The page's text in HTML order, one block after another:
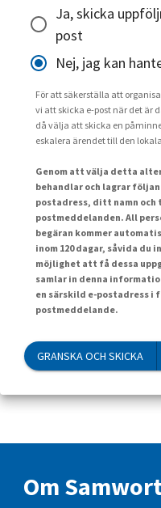
Ja, skicka
post
Nej, jag kan
För att säkerställa att
vi att skicka e-post när det är
då välja att skicka en
eskalera ärendet till den
Genom att välja detta
behandlar och lagrar
postadress, ditt namn och
postmeddelanden. All
begäran kommer
inom 120 dagar, såvida du
möjlighet att få dessa
samlar in denna
en särskild e-postadress i
postmeddelande.
GRANSKA OCH SKICKA
Om